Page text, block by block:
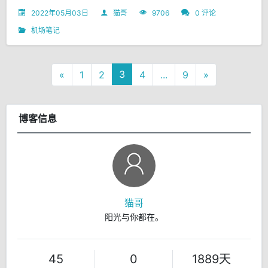
2022年05月03日 猫哥 9706
0 评论
机场笔记
« 1 2 3 4 ... 9 »
博客信息
猫哥
阳光与你都在。
45 0 1889天